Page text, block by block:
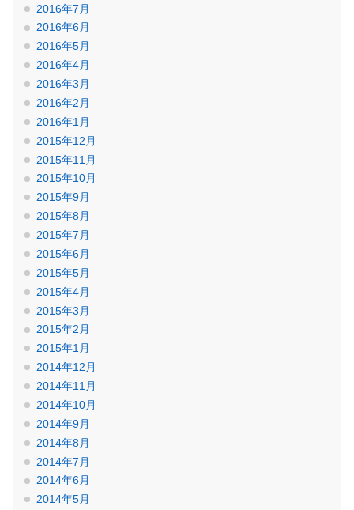
2016年7月
2016年6月
2016年5月
2016年4月
2016年3月
2016年2月
2016年1月
2015年12月
2015年11月
2015年10月
2015年9月
2015年8月
2015年7月
2015年6月
2015年5月
2015年4月
2015年3月
2015年2月
2015年1月
2014年12月
2014年11月
2014年10月
2014年9月
2014年8月
2014年7月
2014年6月
2014年5月